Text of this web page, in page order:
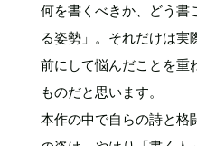
何を書くべきか、どう書
る姿勢」。それだけは実
前にして悩んだことを重
ものだと思います。
本作の中で自らの詩と格